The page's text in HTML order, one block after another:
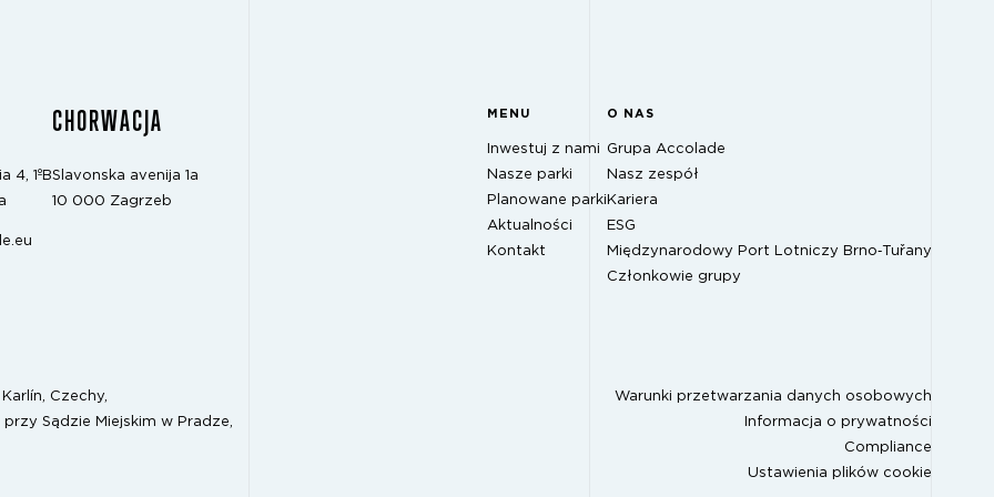
4, 1ºB
CHORWACJA
Slavonska avenija 1a
10 000 Zagrzeb
MENU
Inwestuj z nami
Nasze parki
Planowane parki
Aktualności
Kontakt
O NAS
Grupa Accolade
Nasz zespół
Kariera
ESG
Międzynarodowy Port Lotniczy Brno‑Tuřany
Członkowie grupy
Czechy,
Sądzie Miejskim w Pradze,
Warunki przetwarzania danych osobowych
Informacja o prywatności
Compliance
Ustawienia plików cookie